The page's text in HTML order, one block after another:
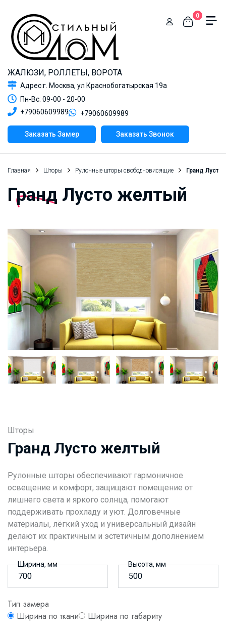
ЖАЛЮЗИ, РОЛЛЕТЫ, ВОРОТА
Адрес:г. Москва, ул Краснобогатырская 19а
Пн-Вс: 09-00 - 20-00
+79060609989
+79060609989
Заказать Замер Заказать Звонок
0
Главная Шторы Рулонные шторы свободновисящие Гранд
Гранд Лусто желтый
Шторы
Гранд Лусто желтый
Рулонные шторы обеспечивают гармоничное
освещение и комфорт, защищают помещение от
лишнего света и яркого солнца, помогают
поддерживать прохладу и уют. Долговечные
материалы, лёгкий уход и универсальный дизайн
делают их практичным и эстетичным дополнением
интерьера.
Ширина, мм Высота, мм
Тип замера
Ширина по ткани
Ширина по габариту